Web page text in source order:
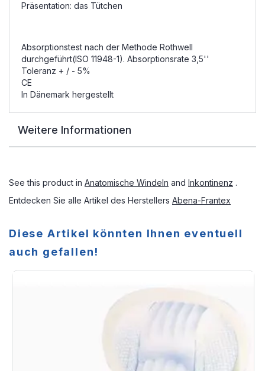
Präsentation: das Tütchen
Absorptionstest nach der Methode Rothwell
durchgeführt(ISO 11948-1). Absorptionsrate 3,5''
Toleranz + / - 5%
CE
In Dänemark hergestellt
Weitere Informationen
See this product in Anatomische Windeln and Inkontinenz .
Entdecken Sie alle Artikel des Herstellers Abena-Frantex
Diese Artikel könnten Ihnen eventuell
auch gefallen!